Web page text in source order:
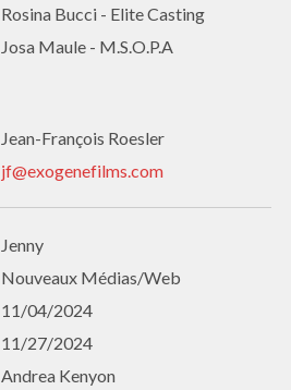
Rosina Bucci - Elite Casting
Josa Maule - M.S.O.P.A
Jean-François Roesler
jf@exogenefilms.com
Jenny
Nouveaux Médias/Web
11/04/2024
11/27/2024
Andrea Kenyon